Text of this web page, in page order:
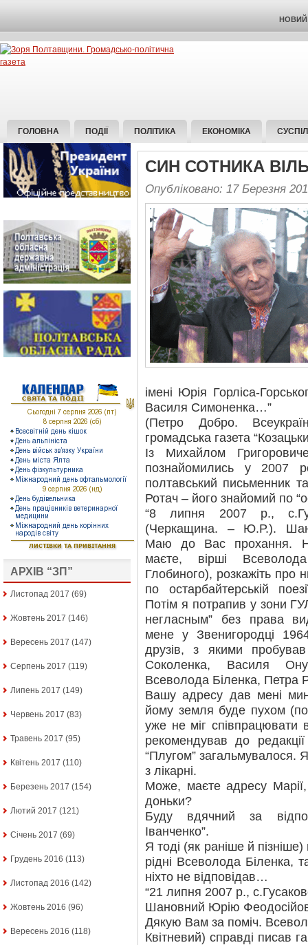
НОВИЙ
ГОЛОВНА ПОДІЇ ПОЛІТИКА ЕКОНОМІКА
АРХІВ “ЗП”
Листопад 2017 (69)
Жовтень 2017 (146)
Вересень 2017 (147)
Серпень 2017 (119)
Липень 2017 (149)
Червень 2017 (83)
Травень 2017 (95)
Квітень 2017 (110)
Березень 2017 (154)
Лютий 2017 (121)
Січень 2017 (69)
Грудень 2016 (113)
Листопад 2016 (142)
Жовтень 2016 (96)
Вересень 2016 (118)
СИН СОТНИКА
Опубліковано: 17 Березня
імені Юрія Горліса-
Василя Симоненка…”
(Петро Добро.
громадська газета
Із Михайлом
познайомились у 2007
полтавський письменник
Ротач – його знайомий по
“8 липня 2007 р.,
(Черкащина. – Ю.Р.).
Маю до Вас прохання.
маєте, вірші
Глобиного), розкажіть про
по остарбайтерській
Потім я потрапив у зони
негласным” без права
мене у Звенигородці
друзів, з якими
Соколенка, Василя
Всеволода Біленка, Петра
Вашу адресу дав мені
йому земля буде пухом
уже не міг співпрацювати
рекомендував до
“Плугом”
з лікарні.
Може, маєте адресу
доньки?
Буду вдячний за
Іванченко”.
Я тоді (як раніше й
рідні Всеволода Біленка,
ніхто не відповідав…
“21 липня 2007 р.,
Шановний Юрію
Дякую Вам за поміч.
Квітневий) справді писав